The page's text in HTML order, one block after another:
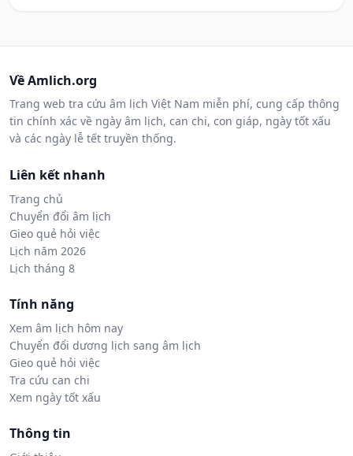
Về Amlich.org
Trang web tra cứu âm lịch Việt Nam miễn phí, cung cấp thông
tin chính xác về ngày âm lịch, can chi, con giáp, ngày tốt xấu
và các ngày lễ tết truyền thống.
Liên kết nhanh
Trang chủ
Chuyển đổi âm lịch
Gieo quẻ hỏi việc
Lịch năm 2026
Lịch tháng 8
Tính năng
Xem âm lịch hôm nay
Chuyển đổi dương lịch sang âm lịch
Gieo quẻ hỏi việc
Tra cứu can chi
Xem ngày tốt xấu
Thông tin